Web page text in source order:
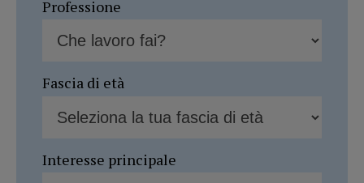
Professione
Fascia di età
Interesse principale